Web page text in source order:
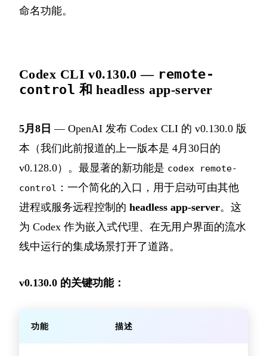
命名功能。
Codex CLI v0.130.0 — remote-
control 和 headless app-server
5月8日 — OpenAI 发布 Codex CLI 的 v0.130.0 版
本（我们此前报道的上一版本是 4月30日的
v0.128.0）。最显著的新功能是 codex remote-
control ：一个简化的入口，用于启动可由其他
进程或服务远程控制的 headless app-server。这
为 Codex 作为嵌入式代理、在无用户界面的流水
线中运行的集成场景打开了道路。
v0.130.0 的关键功能：
功能 描述